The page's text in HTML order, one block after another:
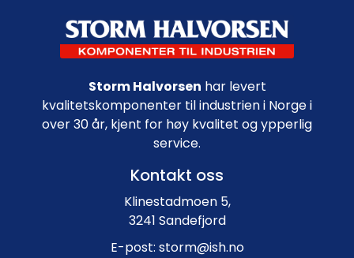
Footer navigation
Storm Halvorsen har levert
kvalitetskomponenter til industrien i Norge i
over 30 år, kjent for høy kvalitet og ypperlig
service.
Kontakt oss
Klinestadmoen 5,
3241 Sandefjord
E-post: storm@ish.no